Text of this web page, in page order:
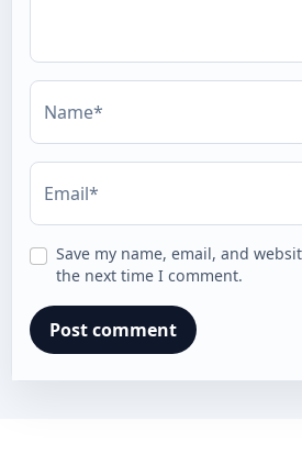
Name*
Email*
Save my name, email, and
the next time I comment.